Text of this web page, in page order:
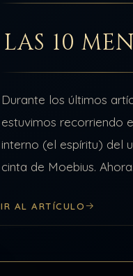
LAS 10
Durante los últimos
estuvimos recorriendo
interno (el espíritu) del
cinta de Moebius. Ahora
externo (la materia),
IR AL ARTÍCULO